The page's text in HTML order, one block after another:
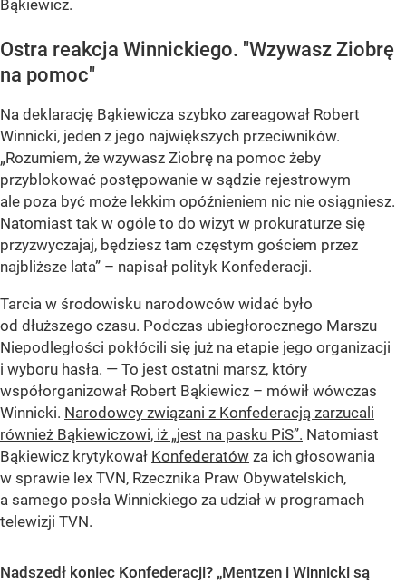
Bąkiewicz.
Ostra reakcja Winnickiego. "Wzywasz Ziobrę
na pomoc"
Na deklarację Bąkiewicza szybko zareagował Robert
Winnicki, jeden z jego największych przeciwników.
„Rozumiem, że wzywasz Ziobrę na pomoc żeby
przyblokować postępowanie w sądzie rejestrowym
ale poza być może lekkim opóźnieniem nic nie osiągniesz.
Natomiast tak w ogóle to do wizyt w prokuraturze się
przyzwyczajaj, będziesz tam częstym gościem przez
najbliższe lata” – napisał polityk Konfederacji.
Tarcia w środowisku narodowców widać było
od dłuższego czasu. Podczas ubiegłorocznego Marszu
Niepodległości pokłócili się już na etapie jego organizacji
i wyboru hasła. — To jest ostatni marsz, który
współorganizował Robert Bąkiewicz – mówił wówczas
Winnicki. Narodowcy związani z Konfederacją zarzucali
również Bąkiewiczowi, iż „jest na pasku PiS”. Natomiast
Bąkiewicz krytykował Konfederatów za ich głosowania
w sprawie lex TVN, Rzecznika Praw Obywatelskich,
a samego posła Winnickiego za udział w programach
telewizji TVN.
Nadszedł koniec Konfederacji? „Mentzen i Winnicki są